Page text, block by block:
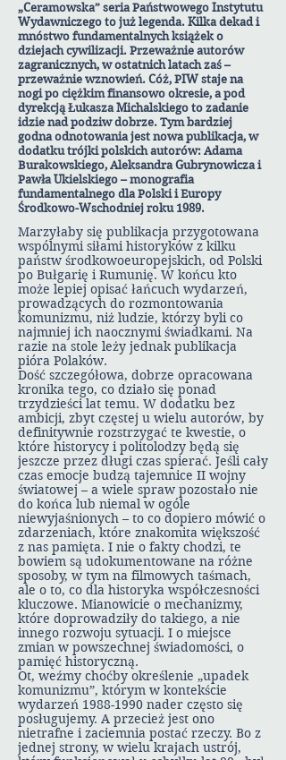
„Ceramowska” seria Państwowego Instytutu
Wydawniczego to już legenda. Kilka dekad i
mnóstwo fundamentalnych książek o
dziejach cywilizacji. Przeważnie autorów
zagranicznych, w ostatnich latach zaś –
przeważnie wznowień. Cóż, PIW staje na
nogi po ciężkim finansowo okresie, a pod
dyrekcją Łukasza Michalskiego to zadanie
idzie nad podziw dobrze. Tym bardziej
godna odnotowania jest nowa publikacja, w
dodatku trójki polskich autorów: Adama
Burakowskiego, Aleksandra Gubrynowicza i
Pawła Ukielskiego – monografia
fundamentalnego dla Polski i Europy
Środkowo-Wschodniej roku 1989.
Marzyłaby się publikacja przygotowana
wspólnymi siłami historyków z kilku
państw środkowoeuropejskich, od Polski
po Bułgarię i Rumunię. W końcu kto
może lepiej opisać łańcuch wydarzeń,
prowadzących do rozmontowania
komunizmu, niż ludzie, którzy byli co
najmniej ich naocznymi świadkami. Na
razie na stole leży jednak publikacja
pióra Polaków.
Dość szczegółowa, dobrze opracowana
kronika tego, co działo się ponad
trzydzieści lat temu. W dodatku bez
ambicji, zbyt częstej u wielu autorów, by
definitywnie rozstrzygać te kwestie, o
które historycy i politolodzy będą się
jeszcze przez długi czas spierać. Jeśli cały
czas emocje budzą tajemnice II wojny
światowej – a wiele spraw pozostało nie
do końca lub niemal w ogóle
niewyjaśnionych – to co dopiero mówić o
zdarzeniach, które znakomita większość
z nas pamięta. I nie o fakty chodzi, te
bowiem są udokumentowane na różne
sposoby, w tym na filmowych taśmach,
ale o to, co dla historyka współczesności
kluczowe. Mianowicie o mechanizmy,
które doprowadziły do takiego, a nie
innego rozwoju sytuacji. I o miejsce
zmian w powszechnej świadomości, o
pamięć historyczną.
Ot, weźmy choćby określenie „upadek
komunizmu”, którym w kontekście
wydarzeń 1988-1990 nader często się
posługujemy. A przecież jest ono
nietrafne i zaciemnia postać rzeczy. Bo z
jednej strony, w wielu krajach ustrój,